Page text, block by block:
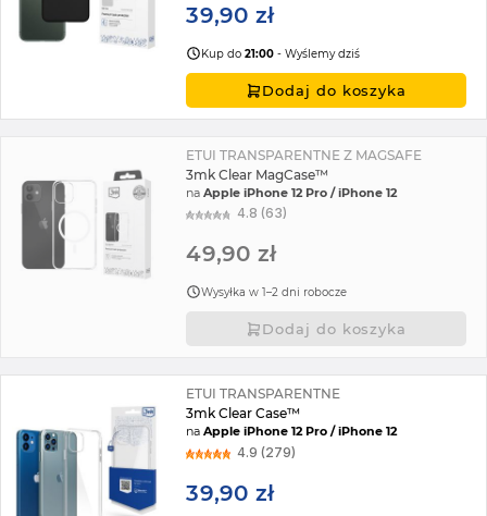
39,90 zł
Kup do21:00 - Wyślemy dziś
Dodaj do koszyka
ETUI TRANSPARENTNE Z MAGSAFE
3mk Clear MagCase™
naApple iPhone 12 Pro / iPhone 12
4.8 (63)
49,90 zł
Wysyłka w 1–2 dni robocze
Dodaj do koszyka
ETUI TRANSPARENTNE
3mk Clear Case™
naApple iPhone 12 Pro / iPhone 12
4.9 (279)
39,90 zł